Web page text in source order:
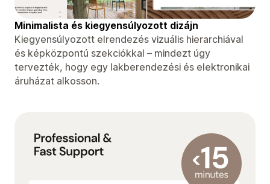
Minimalista és kiegyensúlyozott dizájn
Kiegyensúlyozott elrendezés vizuális hierarchiával
és képközpontú szekciókkal – mindezt úgy
tervezték, hogy egy lakberendezési és elektronikai
áruházat alkosson.